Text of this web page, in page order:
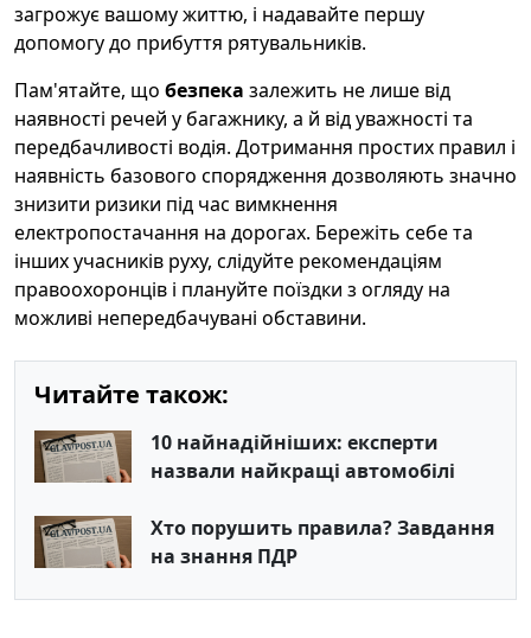
загрожує вашому життю, і надавайте першу
допомогу до прибуття рятувальників.
Пам'ятайте, що безпека залежить не лише від
наявності речей у багажнику, а й від уважності та
передбачливості водія. Дотримання простих правил і
наявність базового спорядження дозволяють значно
знизити ризики під час вимкнення
електропостачання на дорогах. Бережіть себе та
інших учасників руху, слідуйте рекомендаціям
правоохоронців і плануйте поїздки з огляду на
можливі непередбачувані обставини.
Читайте також:
10 найнадійніших: експерти
назвали найкращі автомобілі
Хто порушить правила? Завдання
на знання ПДР